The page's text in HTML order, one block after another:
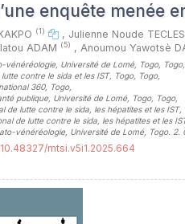
enquête menée
(1) , Julienne Noude
ADAM (5) , Anoumou Yawotsè
vénéréologie, Université de Lomé, Togo, Togo,
contre le sida et les IST, Togo, Togo,
360, Togo,
publique, Université de Lomé, Togo, Togo,
de lutte contre le sida, les hépatites et les IST,
de lutte contre le sida, les hépatites et les
vénéréologie, Université de Lomé, Togo.
mtsi.v5i1.2025.664